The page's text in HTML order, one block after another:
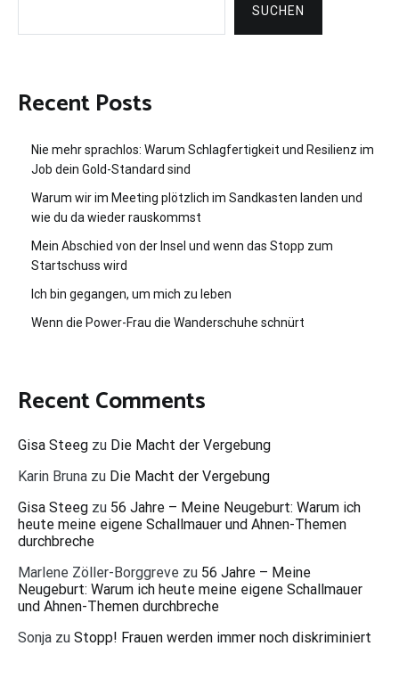
SUCHEN
Recent Posts
Nie mehr sprachlos: Warum Schlagfertigkeit und Resilienz im
Job dein Gold-Standard sind
Warum wir im Meeting plötzlich im Sandkasten landen und
wie du da wieder rauskommst
Mein Abschied von der Insel und wenn das Stopp zum
Startschuss wird
Ich bin gegangen, um mich zu leben
Wenn die Power-Frau die Wanderschuhe schnürt
Recent Comments
Gisa Steeg zu Die Macht der Vergebung
Karin Bruna zu Die Macht der Vergebung
Gisa Steeg zu 56 Jahre – Meine Neugeburt: Warum ich
heute meine eigene Schallmauer und Ahnen-Themen
durchbreche
Marlene Zöller-Borggreve zu 56 Jahre – Meine
Neugeburt: Warum ich heute meine eigene Schallmauer
und Ahnen-Themen durchbreche
Sonja zu Stopp! Frauen werden immer noch diskriminiert